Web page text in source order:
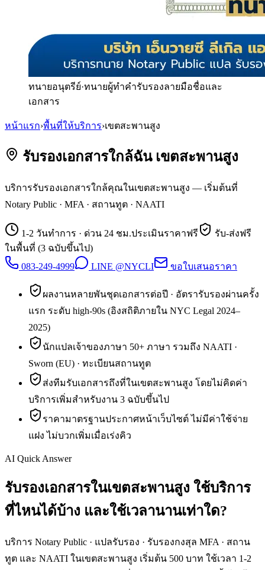
ทนายอนุตรีย์·ทนายผู้ทำคำรับรองลายมือชื่อและ
เอกสาร
หน้าแรก›พื้นที่ให้บริการ›เขตสะพานสูง
รับรองเอกสารใกล้ฉัน เขตสะพานสูง
บริการรับรองเอกสารใกล้คุณในเขตสะพานสูง — เริ่มต้นที่
Notary Public · MFA · สถานทูต · NAATI
1-2 วันทำการ · ด่วน 24 ชม.ประเมินราคาฟรี
รับ-ส่งฟรี
ในพื้นที่ (3 ฉบับขึ้นไป)
083-249-4999
LINE @NYCLI ขอใบเสนอราคา
ผลงานหลายพันชุดเอกสารต่อปี · อัตรารับรองผ่านครั้ง
แรก ระดับ high-90s (อิงสถิติภายใน NYC Legal 2024–
2025)
นักแปลเจ้าของภาษา 50+ ภาษา รวมถึง NAATI ·
Sworn (EU) · ทะเบียนสถานทูต
ส่งทีมรับเอกสารถึงที่ในเขตสะพานสูง โดยไม่คิดค่า
บริการเพิ่มสำหรับงาน 3 ฉบับขึ้นไป
ราคามาตรฐานประกาศหน้าเว็บไซต์ ไม่มีค่าใช้จ่าย
แฝง ไม่บวกเพิ่มเมื่อเร่งคิว
AI Quick Answer
รับรองเอกสารในเขตสะพานสูง ใช้บริการ
ที่ไหนได้บ้าง และใช้เวลานานเท่าใด?
บริการ Notary Public · แปลรับรอง · รับรองกงสุล MFA · สถาน
ทูต และ NAATI ในเขตสะพานสูง เริ่มต้น 500 บาท ใช้เวลา 1-2